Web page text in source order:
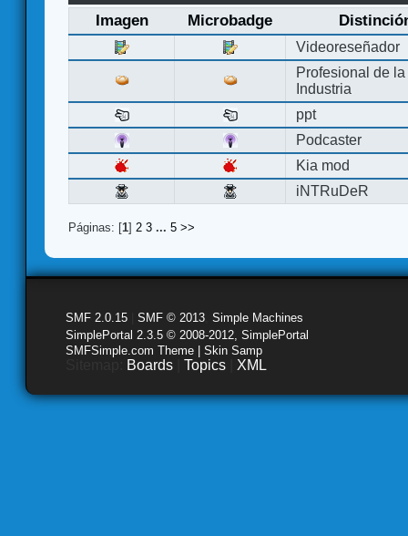
Imagen Microbadge
Videoreseñador
Profesional de la
Industria
ppt
Podcaster
Kia mod
iNTRuDeR
Páginas: [1] 2 3 ... 5 >>
SMF 2.0.15 SMF © 2013 Simple Machines
SimplePortal 2.3.5 © 2008-2012, SimplePortal
SMFSimple.com Theme | Skin Samp
Boards Topics XML